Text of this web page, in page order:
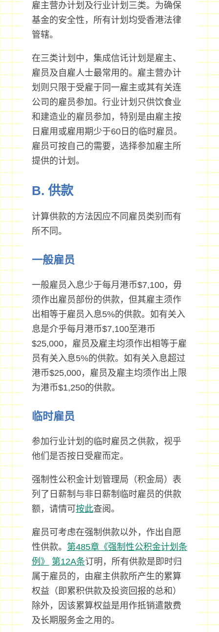
雇主营办计划及行业计划三类。为确保
基金的安全性，所有计划均受香港法律
管辖。
在三类计划中，集成信讬计划是雇主、
雇员及自雇人士最常用的。雇主营办计
划则只限于受雇于同一雇主或其有关连
公司的雇员参加。行业计划只供饮食业
和建造业的雇员参加，特别是由雇主按
日雇用或雇用期少于60日的临时雇员。
雇员可按自己的需要，选择参加雇主所
提供的计划。
B. 供款
计算供款的方法因应不同雇员类别而有
所不同。
一般雇员
一般雇员入息少于每月港币$7,100，毋
须作出雇员部份的供款，但其雇主须作
出相等于雇员入息5%的供款。如有关入
息是介乎每月港币$7,100至港币
$25,000，雇员及雇主均须作出相等于雇
员有关入息5%的供款。如有关入息超过
港币$25,000，雇员及雇主均须作出上限
为港币$1,250的供款。
临时雇员
参加行业计划的临时雇员之供款，视乎
他们是否按日受雇而定。
强制性公积金计划管理局（积金局）表
列了日薪制与非日薪制临时雇员的供款
额，请情可 按此查阅。
雇员可考虑在强制供款以外，作出自愿
性供款。 第485章《强制性公积金计划条
例》
第12A条订明，所有供款是即时归
属于雇员的，由雇主供款所产生的累算
权益（即累积供款及投资回报的总和）
除外，因该累算权益是用作抵销遣散费
及长期服务金之用的。